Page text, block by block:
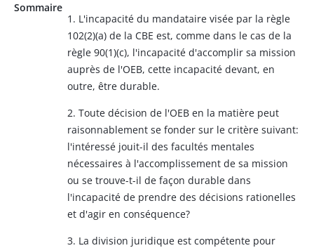
Sommaire
1. L'incapacité du mandataire visée par la règle
102(2)(a) de la CBE est, comme dans le cas de la
règle 90(1)(c), l'incapacité d'accomplir sa mission
auprès de l'OEB, cette incapacité devant, en
outre, être durable.
2. Toute décision de l'OEB en la matière peut
raisonnablement se fonder sur le critère suivant:
l'intéressé jouit-il des facultés mentales
nécessaires à l'accomplissement de sa mission
ou se trouve-t-il de façon durable dans
l'incapacité de prendre des décisions rationelles
et d'agir en conséquence?
3. La division juridique est compétente pour